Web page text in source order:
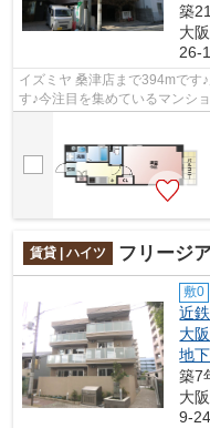
築
大
26-
イズミヤ 桑津店まで394mです
す♪今注目を集めているマンシ
になるイチオシ物件情報：「朝
賃貸 | ハイツ フリージ
敷0
近
大
地
築7
大
9-24